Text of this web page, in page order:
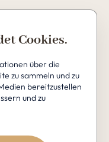
Cookies.
über die
zu sammeln und zu
bereitzustellen
und zu